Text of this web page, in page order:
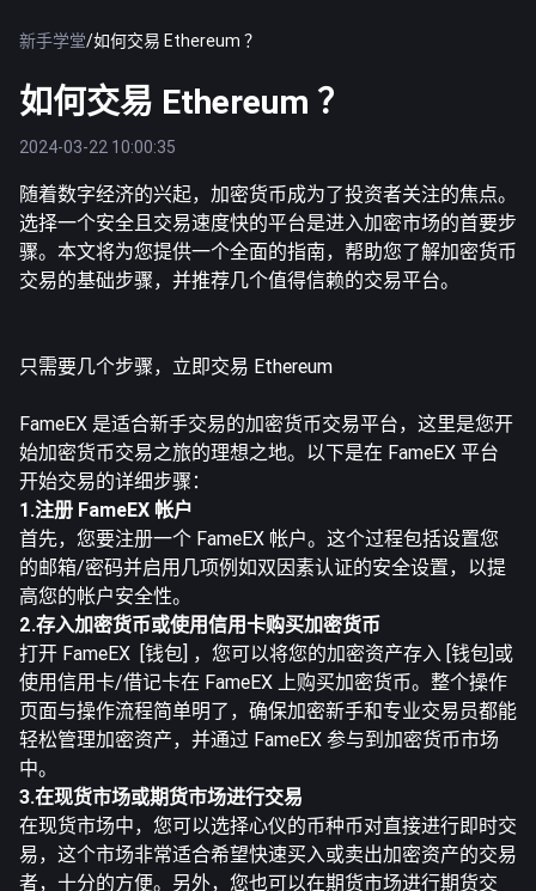
新手学堂/如何交易 Ethereum ？
如何交易 Ethereum ？
2024-03-22 10:00:35
随着数字经济的兴起，加密货币成为了投资者关注的焦点。
选择一个安全且交易速度快的平台是进入加密市场的首要步
骤。本文将为您提供一个全面的指南，帮助您了解加密货币
交易的基础步骤，并推荐几个值得信赖的交易平台。
只需要几个步骤，立即交易 Ethereum
FameEX 是适合新手交易的加密货币交易平台，这里是您开
始加密货币交易之旅的理想之地。以下是在 FameEX 平台
开始交易的详细步骤：
1.注册 FameEX 帐户
首先，您要注册一个 FameEX 帐户。这个过程包括设置您
的邮箱/密码并启用几项例如双因素认证的安全设置，以提
高您的帐户安全性。
2.存入加密货币或使用信用卡购买加密货币
打开 FameEX [钱包] ，您可以将您的加密资产存入 [钱包]或
使用信用卡/借记卡在 FameEX 上购买加密货币。整个操作
页面与操作流程简单明了，确保加密新手和专业交易员都能
轻松管理加密资产，并通过 FameEX 参与到加密货币市场
中。
3.在现货市场或期货市场进行交易
在现货市场中，您可以选择心仪的币种币对直接进行即时交
易，这个市场非常适合希望快速买入或卖出加密资产的交易
者，十分的方便。另外，您也可以在期货市场进行期货交